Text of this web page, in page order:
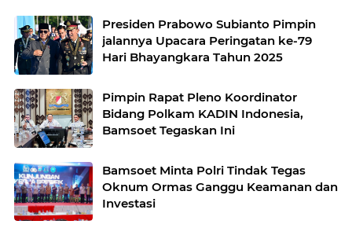
Presiden Prabowo Subianto Pimpin
jalannya Upacara Peringatan ke-79
Hari Bhayangkara Tahun 2025
Pimpin Rapat Pleno Koordinator
Bidang Polkam KADIN Indonesia,
Bamsoet Tegaskan Ini
Bamsoet Minta Polri Tindak Tegas
Oknum Ormas Ganggu Keamanan dan
Investasi